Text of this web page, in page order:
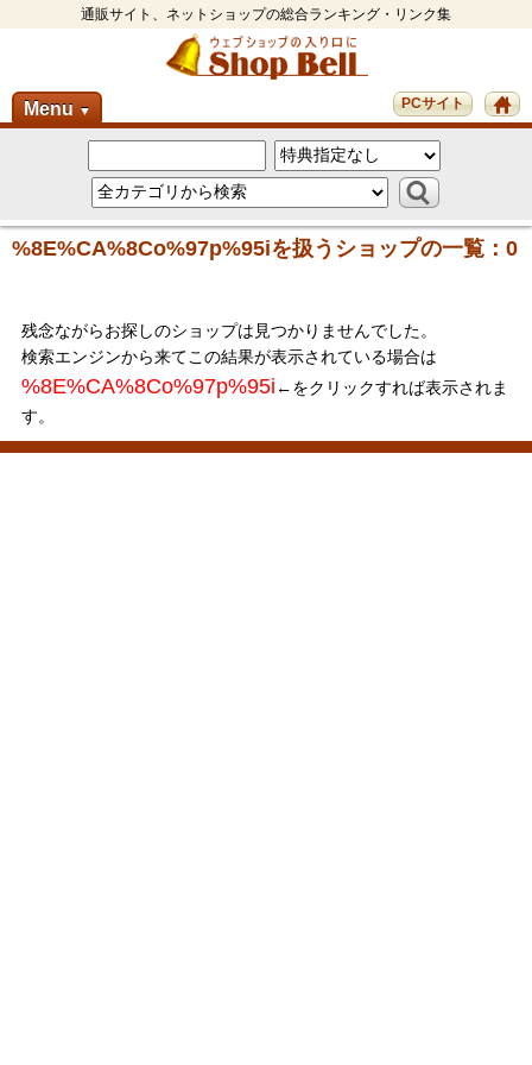
通販サイト、ネットショップの総合ランキング・リンク集
Menu ▼ PCサイト
%8E%CA%8Co%97p%95iを扱うショップの一覧：0
残念ながらお探しのショップは見つかりませんでした。
検索エンジンから来てこの結果が表示されている場合は
%8E%CA%8Co%97p%95i ←をクリックすれば表示されま
す。